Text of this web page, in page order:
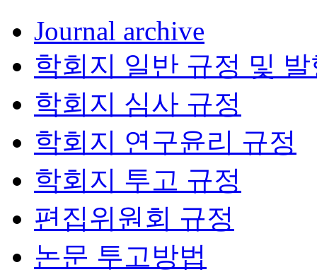
Journal archive
학회지 일반 규정 및
학회지 심사 규정
학회지 연구윤리 규정
학회지 투고 규정
편집위원회 규정
논문 투고방법